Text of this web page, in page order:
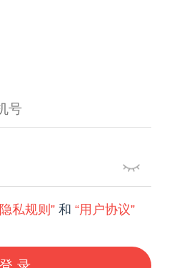
私规则” 和“用户协议”